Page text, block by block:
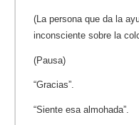
(La persona que da la
inconsciente sobre la
(Pausa)
“Gracias”.
“Siente esa almohada”.